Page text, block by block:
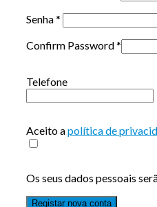
Senha*
Confirm Password*
Telefone
Aceito apolítica de
Os seus dados pessoais
Registar nova conta